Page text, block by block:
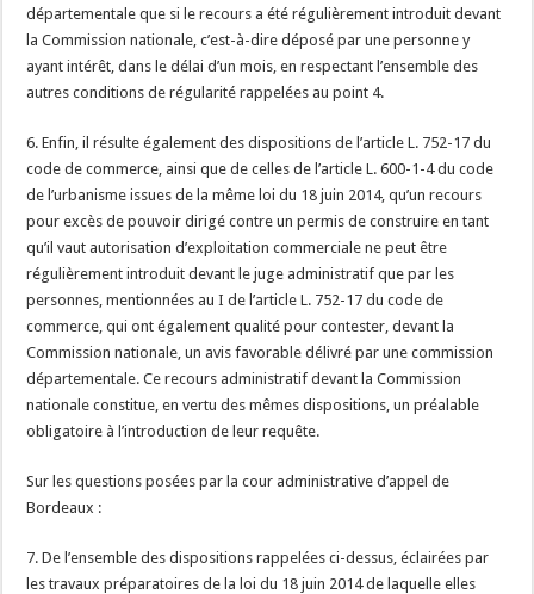
départementale que si le recours a été régulièrement introduit devant
la Commission nationale, c’est-à-dire déposé par une personne y
ayant intérêt, dans le délai d’un mois, en respectant l’ensemble des
autres conditions de régularité rappelées au point 4.
6. Enfin, il résulte également des dispositions de l’article L. 752-17 du
code de commerce, ainsi que de celles de l’article L. 600-1-4 du code
de l’urbanisme issues de la même loi du 18 juin 2014, qu’un recours
pour excès de pouvoir dirigé contre un permis de construire en tant
qu’il vaut autorisation d’exploitation commerciale ne peut être
régulièrement introduit devant le juge administratif que par les
personnes, mentionnées au I de l’article L. 752-17 du code de
commerce, qui ont également qualité pour contester, devant la
Commission nationale, un avis favorable délivré par une commission
départementale. Ce recours administratif devant la Commission
nationale constitue, en vertu des mêmes dispositions, un préalable
obligatoire à l’introduction de leur requête.
Sur les questions posées par la cour administrative d’appel de
Bordeaux :
7. De l’ensemble des dispositions rappelées ci-dessus, éclairées par
les travaux préparatoires de la loi du 18 juin 2014 de laquelle elles